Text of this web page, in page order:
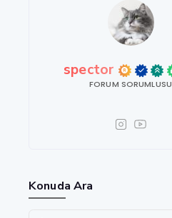
spector
FORUM SORUMLUSU
Konuda Ara